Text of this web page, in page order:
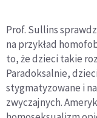
Prof. Sullins
na przykład
to, że dzieci takie
Paradoksalnie,
stygmatyzowane i
zwyczajnych.